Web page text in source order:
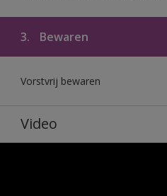
3. Bewaren
Vorstvrij bewaren
Video